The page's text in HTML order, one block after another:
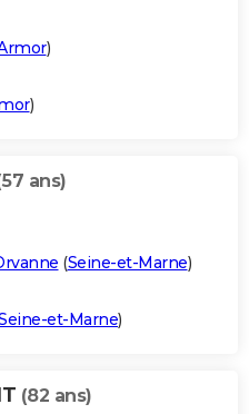
)
)
ans)
(Seine-et-Marne)
et-Marne)
(82 ans)